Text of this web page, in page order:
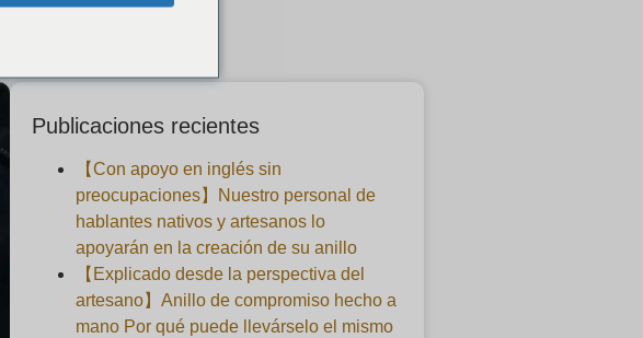
Publicaciones recientes
【Con apoyo en inglés sin
preocupaciones】Nuestro personal de
hablantes nativos y artesanos lo
apoyarán en la creación de su anillo
【Explicado desde la perspectiva del
artesano】Anillo de compromiso hecho a
mano Por qué puede llevárselo el mismo